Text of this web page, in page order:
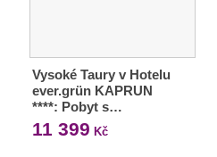
Vysoké Taury v Hotelu
ever.grün KAPRUN
****: Pobyt s…
11 399 Kč